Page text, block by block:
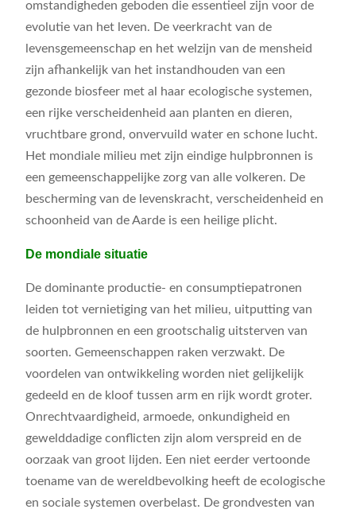
omstandigheden geboden die essentieel zijn voor de
evolutie van het leven. De veerkracht van de
levensgemeenschap en het welzijn van de mensheid
zijn afhankelijk van het instandhouden van een
gezonde biosfeer met al haar ecologische systemen,
een rijke verscheidenheid aan planten en dieren,
vruchtbare grond, onvervuild water en schone lucht.
Het mondiale milieu met zijn eindige hulpbronnen is
een gemeenschappelijke zorg van alle volkeren. De
bescherming van de levenskracht, verscheidenheid en
schoonheid van de Aarde is een heilige plicht.
De mondiale situatie
De dominante productie- en consumptiepatronen
leiden tot vernietiging van het milieu, uitputting van
de hulpbronnen en een grootschalig uitsterven van
soorten. Gemeenschappen raken verzwakt. De
voordelen van ontwikkeling worden niet gelijkelijk
gedeeld en de kloof tussen arm en rijk wordt groter.
Onrechtvaardigheid, armoede, onkundigheid en
gewelddadige conflicten zijn alom verspreid en de
oorzaak van groot lijden. Een niet eerder vertoonde
toename van de wereldbevolking heeft de ecologische
en sociale systemen overbelast. De grondvesten van